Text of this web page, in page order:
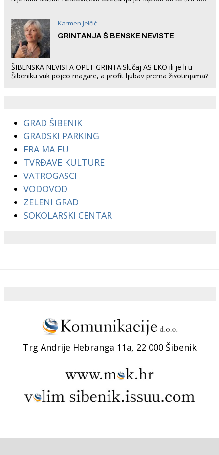
Karmen Jelčić
GRINTANJA ŠIBENSKE NEVISTE
ŠIBENSKA NEVISTA OPET GRINTA:Slučaj AS EKO ili je li u
Šibeniku vuk pojeo magare, a profit ljubav prema životinjama?
GRAD ŠIBENIK
GRADSKI PARKING
FRA MA FU
TVRĐAVE KULTURE
VATROGASCI
VODOVOD
ZELENI GRAD
SOKOLARSKI CENTAR
Trg Andrije Hebranga 11a, 22 000 Šibenik